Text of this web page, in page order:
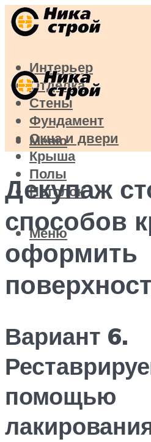
Интерьер
Отделка
Стены
Фундамент
Окна и двери
Крыша
Полы
Потолок
Меню
Меню
Декупаж
способов
оформить
Вариант 6.
помощью